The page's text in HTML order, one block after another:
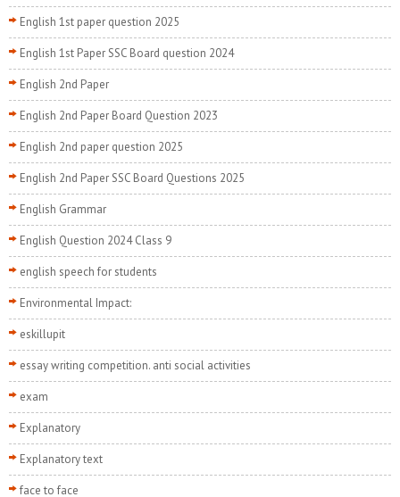
English 1st paper question 2025
English 1st Paper SSC Board question 2024
English 2nd Paper
English 2nd Paper Board Question 2023
English 2nd paper question 2025
English 2nd Paper SSC Board Questions 2025
English Grammar
English Question 2024 Class 9
english speech for students
Environmental Impact:
eskillupit
essay writing competition. anti social activities
exam
Explanatory
Explanatory text
face to face